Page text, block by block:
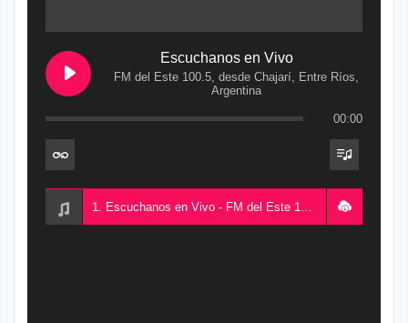
Escuchanos en Vivo
FM del Este 100.5, desde Chajarí, Entre Ríos,
Argentina
00:00